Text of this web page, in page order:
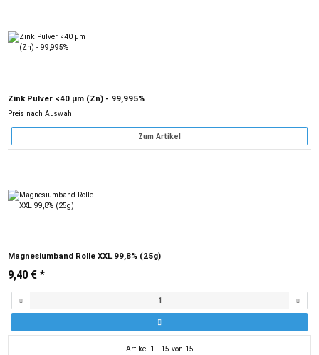
Zink Pulver <40 µm (Zn) - 99,995%
Preis nach Auswahl
Zum Artikel
Magnesiumband Rolle XXL 99,8% (25g)
9,40 € *
Artikel 1 - 15 von 15